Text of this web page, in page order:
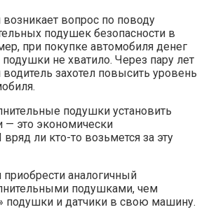
вопрос по поводу
подушек безопасности в
при покупке автомобиля денег
не хватило. Через пару лет
захотел повысить уровень
подушки установить
— это экономически
ли кто-то возьмется за эту
аналогичный
подушками, чем
подушки и датчики в свою машину.